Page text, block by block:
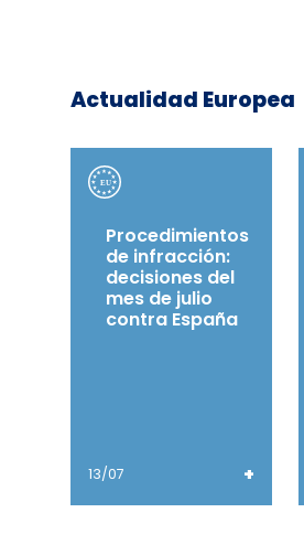
Actualidad Europea
Procedimientos
de infracción:
decisiones del
mes de julio
contra España
13/07 +